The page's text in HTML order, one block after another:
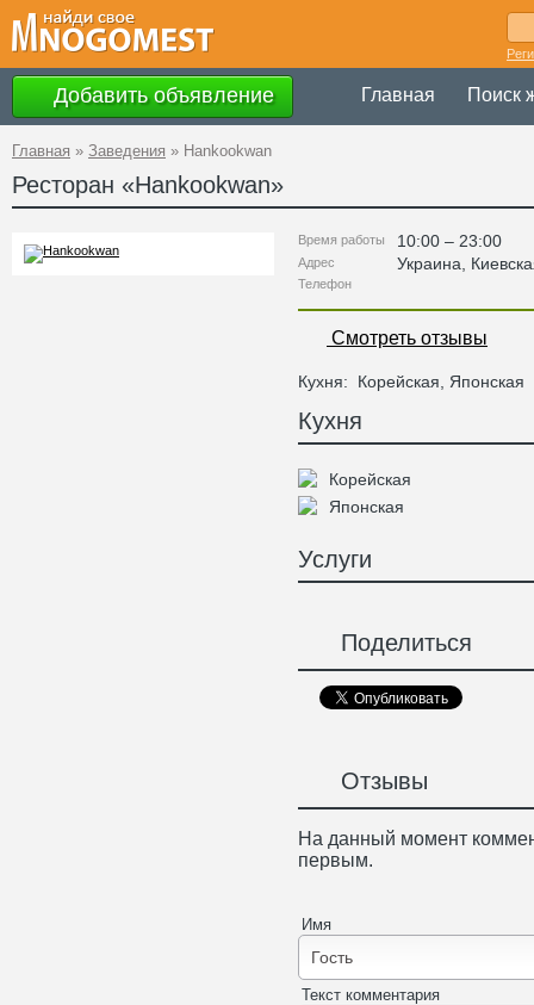
Добавить объявление Главная Поиск
Главная » Заведения » Hankookwan
Ресторан «Hankookwan»
Время работы 10:00 – 23:00
Адрес Украина
Телефон
Смотреть отзывы
Кухня: Корейская, Японская
Кухня
Корейская
Японская
Услуги
Поделиться
Отзывы
На данный момент
первым.
Имя
Текст комментария